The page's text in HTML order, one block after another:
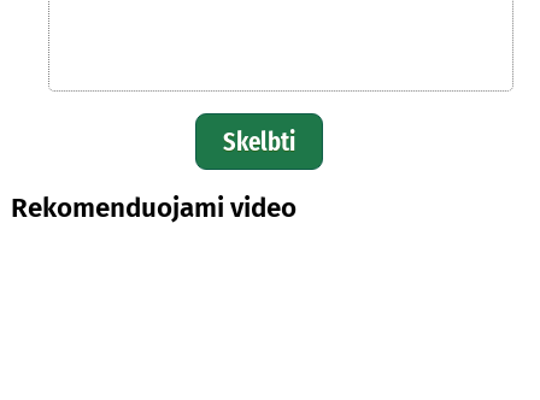
Skelbti
Rekomenduojami video